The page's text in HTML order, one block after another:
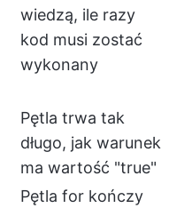
wiedzą, ile razy
kod musi zostać
wykonany
Pętla trwa tak
długo, jak warunek
ma wartość "true"
Pętla for kończy